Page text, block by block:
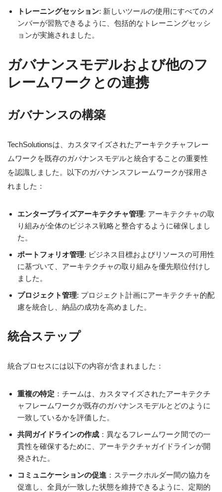
トレーニングセッション: 新しいツールの使用にすべてのメ
ンバーが習熟できるように、包括的なトレーニングセッシ
ョンが実施されました。
ガバナンスモデルおよび他のフ
レームワークとの連携
ガバナンスの構築
TechSolutionsは、カスタマイズされたアーキテクチャフレー
ムワークを既存のガバナンスモデルと統合することの重要性
を認識しました。以下のガバナンスフレームワークが採用さ
れました：
エンタープライズアーキテクチャ管理: アーキテクチャの取
り組みが全体のビジネス戦略と整合するように確保しまし
た。
ポートフォリオ管理: ビジネス目標およびリソースの可用性
に基づいて、アーキテクチャの取り組みを優先順位付けし
ました。
プロジェクト管理: プロジェクト計画にアーキテクチャ的配
慮を統合し、納品の成功を高めました。
統合ステップ
統合プロセスには以下の内容が含まれました：
重複の特定 ：チームは、カスタマイズされたアーキテクチ
ャフレームワークが既存のガバナンスモデルとどのように
一致しているかを評価した。
共同ガイドラインの作成 ：異なるフレームワーク間での一
貫性を確保するために、アーキテクチャガイドラインが開
発された。
コミュニケーションの促進 ：ステークホルダー間の協力を
促進し、全員が一致した状態を維持できるように、定期的